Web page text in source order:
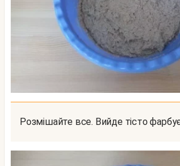
Розмішайте все. Вийде тісто